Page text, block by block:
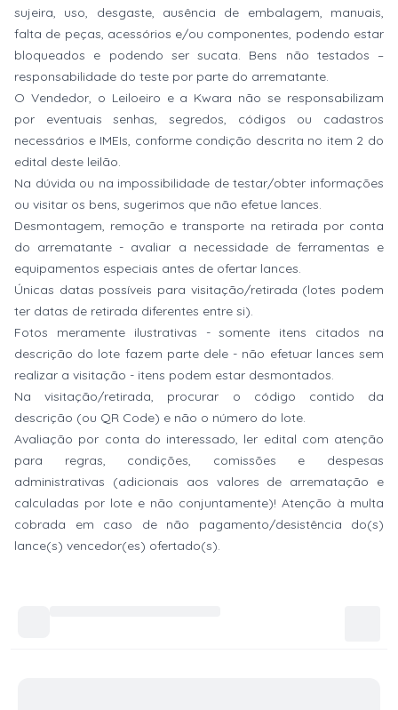
sujeira, uso, desgaste, ausência de embalagem, manuais,
falta de peças, acessórios e/ou componentes, podendo estar
bloqueados e podendo ser sucata. Bens não testados –
responsabilidade do teste por parte do arrematante.
O Vendedor, o Leiloeiro e a Kwara não se responsabilizam
por eventuais senhas, segredos, códigos ou cadastros
necessários e IMEIs, conforme condição descrita no item 2 do
edital deste leilão.
Na dúvida ou na impossibilidade de testar/obter informações
ou visitar os bens, sugerimos que não efetue lances.
Desmontagem, remoção e transporte na retirada por conta
do arrematante - avaliar a necessidade de ferramentas e
equipamentos especiais antes de ofertar lances.
Únicas datas possíveis para visitação/retirada (lotes podem
ter datas de retirada diferentes entre si).
Fotos meramente ilustrativas - somente itens citados na
descrição do lote fazem parte dele - não efetuar lances sem
realizar a visitação - itens podem estar desmontados.
Na visitação/retirada, procurar o código contido da
descrição (ou QR Code) e não o número do lote.
Avaliação por conta do interessado, ler edital com atenção
para regras, condições, comissões e despesas
administrativas (adicionais aos valores de arrematação e
calculadas por lote e não conjuntamente)! Atenção à multa
cobrada em caso de não pagamento/desistência do(s)
lance(s) vencedor(es) ofertado(s).